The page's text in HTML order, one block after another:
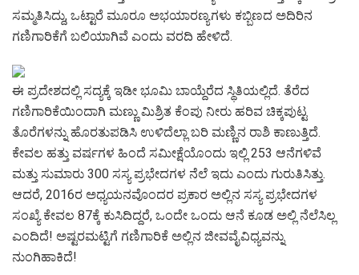
ಸಮ್ಮತಿಸಿದ್ದು, ಒಟ್ಟಾರೆ ಮೂರೂ ಅಭಯಾರಣ್ಯಗಳು ಕಬ್ಬಿಣದ ಅದಿರಿನ
ಗಣಿಗಾರಿಕೆಗೆ ಬಲಿಯಾಗಿವೆ ಎಂದು ವರದಿ ಹೇಳಿದೆ.
ಈ ಪ್ರದೇಶದಲ್ಲಿ ಸದ್ಯಕ್ಕೆ ಇಡೀ ಭೂಮಿ ಬಾಯ್ದೆರೆದ ಸ್ಥಿತಿಯಲ್ಲಿದೆ. ತೆರೆದ
ಗಣಿಗಾರಿಕೆಯಿಂದಾಗಿ ಮಣ್ಣು ಮಿಶ್ರಿತ ಕೆಂಪು ನೀರು ಹರಿವ ಚಿಕ್ಕಪುಟ್ಟ
ತೊರೆಗಳನ್ನು ಹೊರತುಪಡಿಸಿ ಉಳಿದೆಲ್ಲಾ ಬರಿ ಮಣ್ಣಿನ ರಾಶಿ ಕಾಣುತ್ತಿದೆ.
ಕೇವಲ ಹತ್ತು ವರ್ಷಗಳ ಹಿಂದೆ ಸಮೀಕ್ಷೆಯೊಂದು ಇಲ್ಲಿ 253 ಆನೆಗಳಿವೆ
ಮತ್ತು ಸುಮಾರು 300 ಸಸ್ಯ ಪ್ರಭೇದಗಳ ನೆಲೆ ಇದು ಎಂದು ಗುರುತಿಸಿತ್ತು.
ಆದರೆ, 2016ರ ಅಧ್ಯಯನವೊಂದರ ಪ್ರಕಾರ ಅಲ್ಲಿನ ಸಸ್ಯ ಪ್ರಭೇದಗಳ
ಸಂಖ್ಯೆ ಕೇವಲ 87ಕ್ಕೆ ಕುಸಿದಿದ್ದರೆ, ಒಂದೇ ಒಂದು ಆನೆ ಕೂಡ ಅಲ್ಲಿ ನೆಲೆಸಿಲ್ಲ
ಎಂದಿದೆ! ಅಷ್ಟರಮಟ್ಟಿಗೆ ಗಣಿಗಾರಿಕೆ ಅಲ್ಲಿನ ಜೀವವೈವಿಧ್ಯವನ್ನು
ನುಂಗಿಹಾಕಿದೆ!